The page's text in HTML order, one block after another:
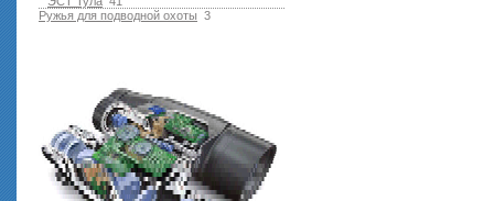
3
Ружья для подводной оxоты